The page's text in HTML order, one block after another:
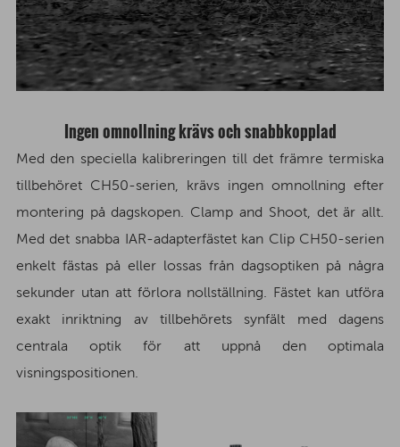
Ingen omnollning krävs och snabbkopplad
Med den speciella kalibreringen till det främre termiska
tillbehöret CH50-serien, krävs ingen omnollning efter
montering på dagskopen. Clamp and Shoot, det är allt.
Med det snabba IAR-adapterfästet kan Clip CH50-serien
enkelt fästas på eller lossas från dagsoptiken på några
sekunder utan att förlora nollställning. Fästet kan utföra
exakt inriktning av tillbehörets synfält med dagens
centrala optik för att uppnå den optimala
visningspositionen.